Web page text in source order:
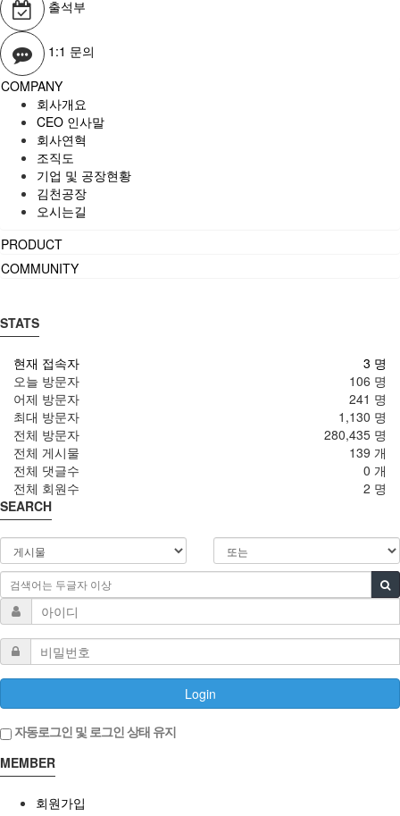
출석부
1:1 문의
COMPANY
회사개요
CEO 인사말
회사연혁
조직도
기업 및 공장현황
김천공장
오시는길
PRODUCT
COMMUNITY
STATS
3 명
현재 접속자
106 명
오늘 방문자
241 명
어제 방문자
1,130 명
최대 방문자
280,435 명
전체 방문자
139 개
전체 게시물
0 개
전체 댓글수
2 명
전체 회원수
SEARCH
Login
자동로그인 및 로그인 상태 유지
MEMBER
회원가입